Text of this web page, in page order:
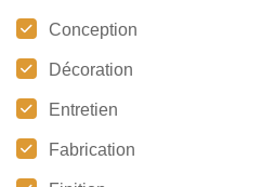
Conception
Décoration
Entretien
Fabrication